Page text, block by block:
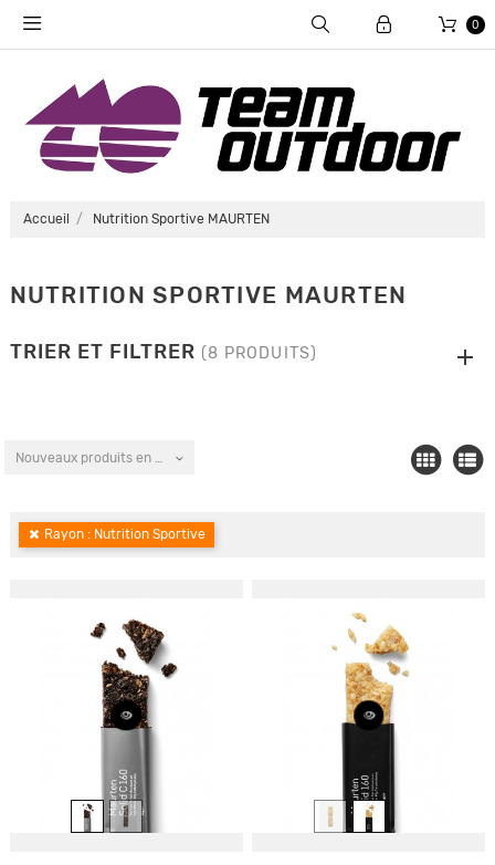
0
Accueil Nutrition Sportive MAURTEN
NUTRITION SPORTIVE MAURTEN
TRIER ET FILTRER (8 PRODUITS)
Nouveaux produits en premier
Rayon : Nutrition Sportive